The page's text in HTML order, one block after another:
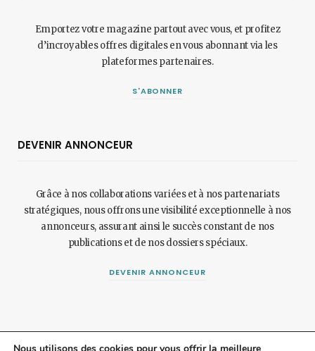
Emportez votre magazine partout avec vous, et profitez
d’incroyables offres digitales en vous abonnant via les
plateformes partenaires.
S'ABONNER
DEVENIR ANNONCEUR
Grâce à nos collaborations variées et à nos partenariats
stratégiques, nous offrons une visibilité exceptionnelle à nos
annonceurs, assurant ainsi le succès constant de nos
publications et de nos dossiers spéciaux.
DEVENIR ANNONCEUR